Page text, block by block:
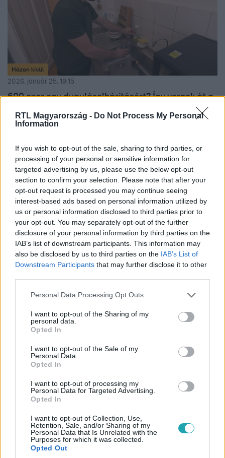
RTL Magyarország - Do Not Process My Personal
Information
If you wish to opt-out of the sale, sharing to third parties, or
processing of your personal or sensitive information for
targeted advertising by us, please use the below opt-out
section to confirm your selection. Please note that after your
opt-out request is processed you may continue seeing
interest-based ads based on personal information utilized by
us or personal information disclosed to third parties prior to
your opt-out. You may separately opt-out of the further
disclosure of your personal information by third parties on the
IAB’s list of downstream participants. This information may
also be disclosed by us to third parties on the IAB’s List of
Downstream Participants that may further disclose it to other
Please note that this website/app uses one or more Google
not limited to your visit or usage behaviour. You may click to
grant or deny consent to Google and its third-party tags to
use your data for below specified purposes in below Google
consent section.
Personal Data Processing Opt Outs
I want to opt-out of the Sharing of my
personal data.
Opted In
I want to opt-out of the Sale of my
Personal Data.
Opted In
I want to opt-out of processing my
Personal Data for Targeted Advertising.
Opted In
I want to opt-out of Collection, Use,
Retention, Sale, and/or Sharing of my
Personal Data that Is Unrelated with the
Purposes for which it was collected.
Opted Out
Házon kívül
2026. január 25. 19:15
600 ezer egy duguláselhárításért? Így vernek át a
Duguláselhárítók, akik a pánikra játszanak: így lesz egy
számla.
Csonka András 61 éves lett, mutatjuk két
emlékezetes átverését
Csonka András születésnapján felidézzük, hogyan lett
kétszer is átverve a Kész Átverésben.